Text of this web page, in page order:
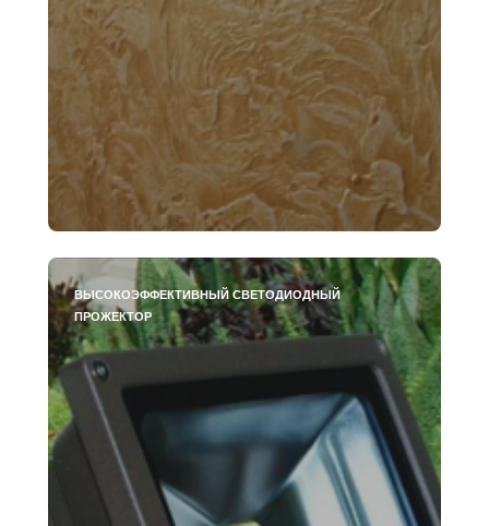
ВЫСОКОЭФФЕКТИВНЫЙ СВЕТОДИОДНЫЙ
ПРОЖЕКТОР